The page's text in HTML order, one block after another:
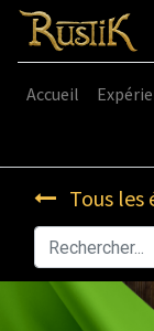
Accueil
Tous les